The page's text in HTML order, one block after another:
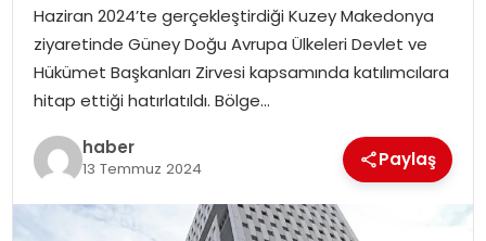
Haziran 2024’te gerçekleştirdiği Kuzey Makedonya
ziyaretinde Güney Doğu Avrupa Ülkeleri Devlet ve
Hükümet Başkanları Zirvesi kapsamında katılımcılara
hitap ettiği hatırlatıldı. Bölge…
haber
13 Temmuz 2024 Paylaş